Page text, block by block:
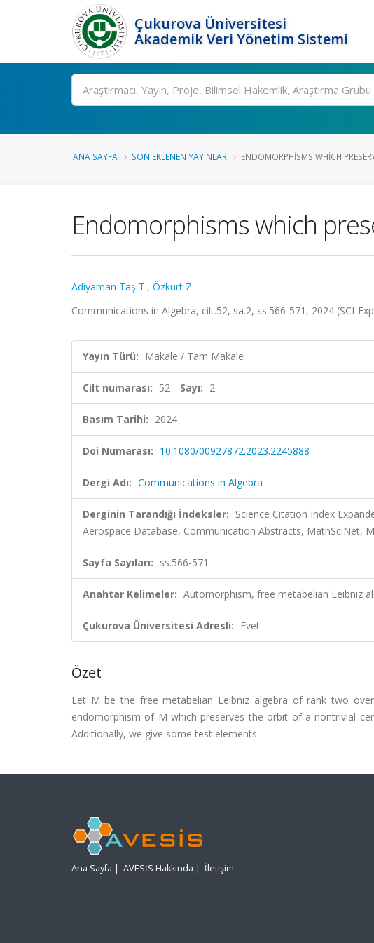
Çukurova Üniversitesi
Akademik Veri Yönetim Sistemi
Ara
ANA SAYFA SON EKLENEN YAYINLAR ENDOMORPHISMS WHICH
Endomorphisms which
Adiyaman Taş T., Özkurt Z.
Communications in Algebra, cilt.52, sa.2, ss.566-571, 2024 (SCI-
Yayın Türü: Makale / Tam Makale
Cilt numarası: 52 Sayı: 2
Basım Tarihi: 2024
Doi Numarası: 10.1080/00927872.2023.2245888
Dergi Adı: Communications in Algebra
Derginin Tarandığı İndeksler: Science Citation Index
Aerospace Database, Communication Abstracts, MathSciNet,
Sayfa Sayıları: ss.566-571
Anahtar Kelimeler: Automorphism, free metabelian Leibniz
Çukurova Üniversitesi Adresli: Evet
Özet
Let M be the free metabelian Leibniz algebra of rank two
endomorphism of M which preserves the orbit of a nontrivial
Additionally, we give some test elements.
Ana Sayfa | AVESİS Hakkında | İletişim